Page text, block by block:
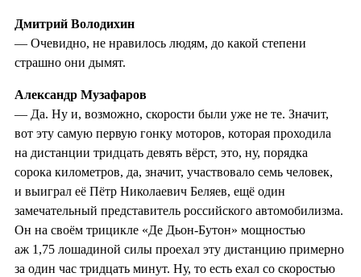
Дмитрий Володихин
— Очевидно, не нравилось людям, до какой степени
страшно они дымят.
Александр Музафаров
— Да. Ну и, возможно, скорости были уже не те. Значит,
вот эту самую первую гонку моторов, которая проходила
на дистанции тридцать девять вёрст, это, ну, порядка
сорока километров, да, значит, участвовало семь человек,
и выиграл её Пётр Николаевич Беляев, ещё один
замечательный представитель российского автомобилизма.
Он на своём трицикле «Де Дьон-Бутон» мощностью
аж 1,75 лошадиной силы проехал эту дистанцию примерно
за один час тридцать минут. Ну, то есть ехал со скоростью